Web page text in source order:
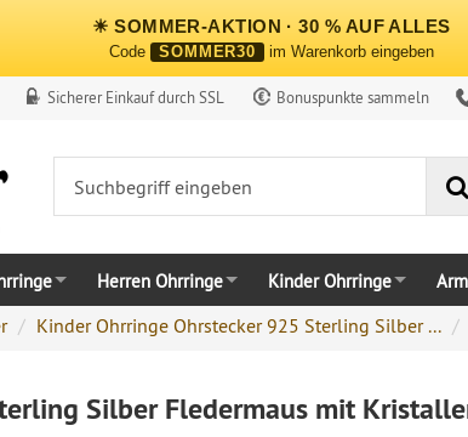
☀ SOMMER-AKTION · 30 % AUF ALLES
Code SOMMER30 im Warenkorb eingeben
Sicherer Einkauf durch SSL Bonuspunkte sammeln
Herren Ohrringe Kinder Ohrringe
Kinder Ohrringe Ohrstecker 925 Sterling Silber ...
Silber Fledermaus mit